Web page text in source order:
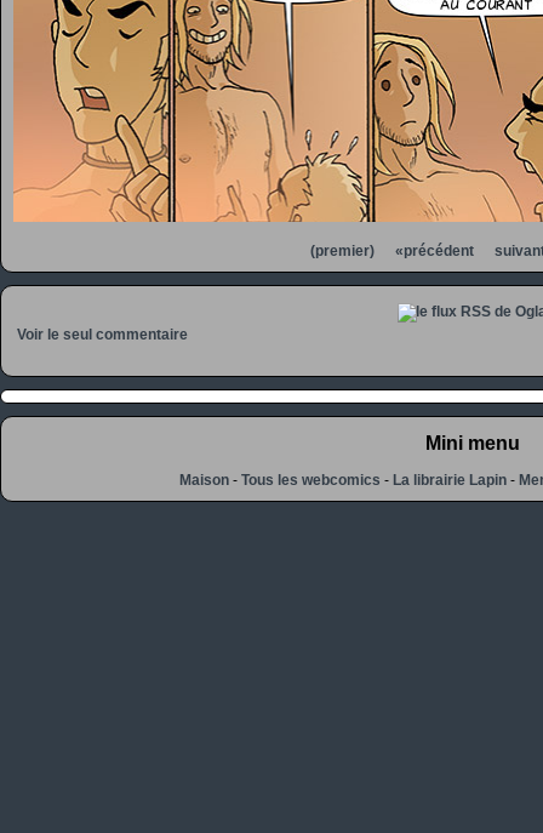
(premier) «précédent
Voir le seul commentaire
Mini menu
Maison -Tous les webcomics -La librairie Lapin -